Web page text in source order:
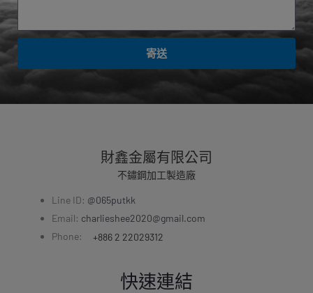
寄送
財鑫金屬有限公司
不鏽鋼加工製造廠
Line ID: @065putkk
Email: charlieshee2020@gmail.com
Phone:
+886 2 22029312
快速連結